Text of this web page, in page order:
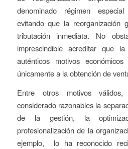
denominado régimen
evitando que la reorganización
tributación inmediata. No
imprescindible acreditar que
auténticos motivos
únicamente a la obtención de
Entre otros motivos
considerado razonables la
de la gestión, la
profesionalización de la
ejemplo, lo ha reconocido